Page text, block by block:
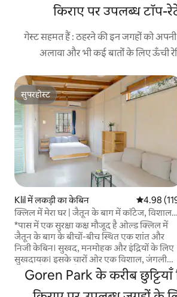
किराए पर उपलब्ध टॉप-
गेस्ट सहमत हैं : ठहरने की इन जगहों को
अलावा और भी कई बातों के लिए ऊँची
सुपरहोस्ट
सुपरहोस्ट
Klil में लकड़ी का केबिन औसत रेटिंग
4.98
क्लिल में मेरा घर | जैतून के बाग में कॉटेज, विशाल
निजी आँगन
*पास में एक सुरक्षा कक्ष मौजूद है ओल्ड क्लिल में
जैतून के बाग के बीचों-बीच स्थित एक शांत और
निजी केबिन। सुखद, मनमोहक और इंद्रियों के लिए
सुखदायक। इसके चारों ओर एक विशाल, जंगली
इलाका फैला हुआ है, जो सिर्फ़ आपके इस्तेमाल के
लिए है। यहाँ बैठने की जगहें हैं, जहाँ आप आराम से
वक्त बिता सकते हैं (जिनमें झूले, हैमॉक और एक
Goren Park के करीब